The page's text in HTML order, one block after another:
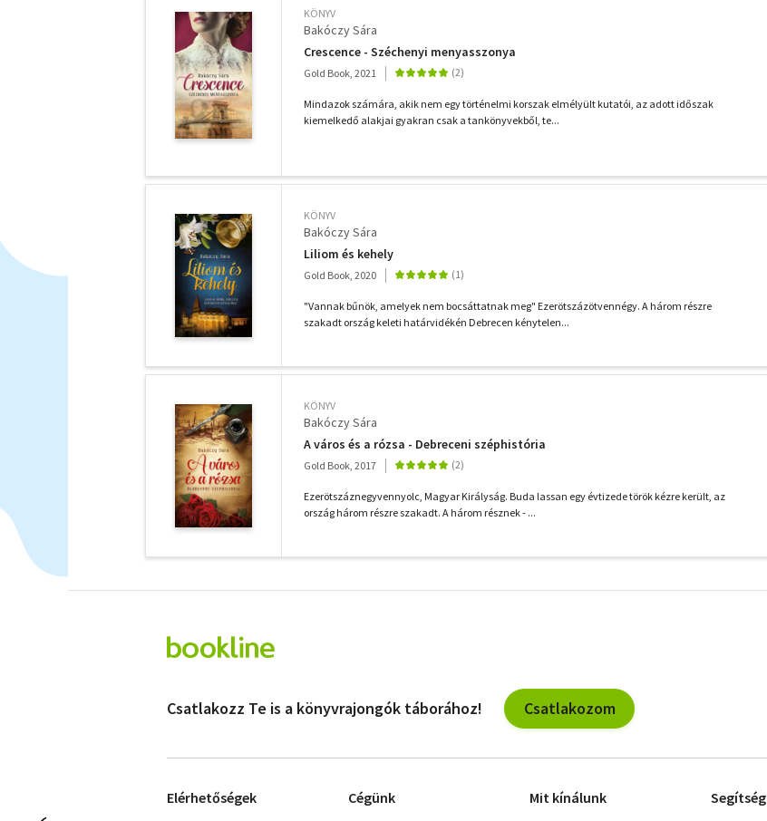
KÖNYV
Bakóczy Sára
Crescence - Széchenyi menyasszonya
Gold Book, 2021
Mindazok számára, akik nem egy történelmi korszak elmélyült kutatói, az adott időszak
kiemelkedő alakjai gyakran csak a tankönyvekből, te...
KÖNYV
Bakóczy Sára
Liliom és kehely
Gold Book, 2020
"Vannak bűnök, amelyek nem bocsáttatnak meg" Ezerötszázötvennégy. A három részre
szakadt ország keleti határvidékén Debrecen kénytelen...
KÖNYV
Bakóczy Sára
A város és a rózsa - Debreceni széphistória
Gold Book, 2017
Ezerötszáznegyvennyolc, Magyar Királyság. Buda lassan egy évtizede török kézre került, az
ország három részre szakadt. A három résznek - ...
szűrők
Csatlakozz Te is a könyvrajongók táborához! Csatlakozom
Elérhetőségek Cégünk Mit kínálunk Segítség